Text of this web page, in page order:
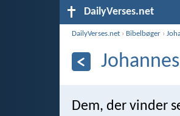
DailyVerses.net
DailyVerses.net › Bibelbøger ›
Dem, der vinder